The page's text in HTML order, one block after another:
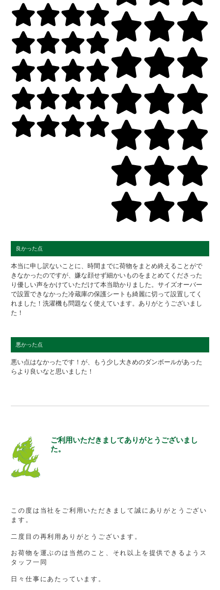
良かった点
本当に申し訳ないことに、時間までに荷物をまとめ終えることがで
きなかったのですが、嫌な顔せず細かいものをまとめてくださった
り優しい声をかけていただけて本当助かりました。サイズオーバー
で設置できなかった冷蔵庫の保護シートも綺麗に切って設置してく
れました！洗濯機も問題なく使えています。ありがとうございまし
た！
悪かった点
悪い点はなかったです！が、もう少し大きめのダンボールがあった
らより良いなと思いました！
ご利用いただきましてありがとうございまし
た。
この度は当社をご利用いただきまして誠にありがとうござい
ます。
二度目の再利用ありがとうございます。
お荷物を運ぶのは当然のこと、それ以上を提供できるようス
タッフ一同
日々仕事にあたっています。